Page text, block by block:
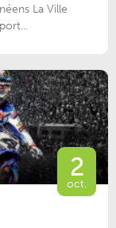
La Ville
2
oct.